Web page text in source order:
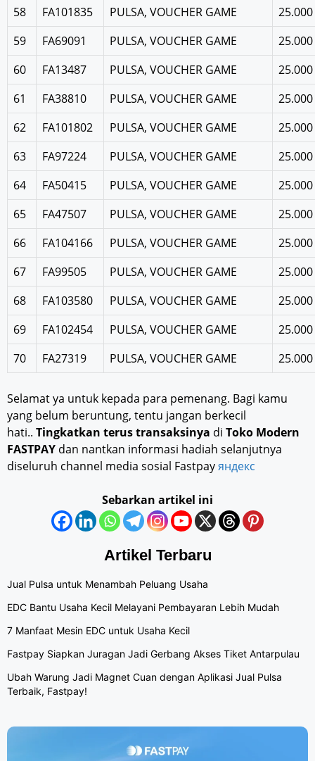
58
FA101835 PULSA, VOUCHER GAME
25.000
59
FA69091 PULSA, VOUCHER GAME
25.000
60
FA13487 PULSA, VOUCHER GAME
25.000
61
FA38810 PULSA, VOUCHER GAME
25.000
62
FA101802 PULSA, VOUCHER GAME
25.000
63
FA97224 PULSA, VOUCHER GAME
25.000
64
FA50415 PULSA, VOUCHER GAME
25.000
65
FA47507 PULSA, VOUCHER GAME
25.000
66
FA104166 PULSA, VOUCHER GAME
25.000
67
FA99505 PULSA, VOUCHER GAME
25.000
68
FA103580 PULSA, VOUCHER GAME
25.000
69
FA102454 PULSA, VOUCHER GAME
25.000
70
FA27319 PULSA, VOUCHER GAME 25.000
Selamat ya untuk kepada para pemenang. Bagi kamu
yang belum beruntung, tentu jangan berkecil
hati.. Tingkatkan terus transaksinya di Toko Modern
FASTPAY dan nantkan informasi hadiah selanjutnya
diseluruh channel media sosial Fastpayяндекс
Sebarkan artikel ini
Artikel Terbaru
Jual Pulsa untuk Menambah Peluang Usaha
EDC Bantu Usaha Kecil Melayani Pembayaran Lebih Mudah
7 Manfaat Mesin EDC untuk Usaha Kecil
Fastpay Siapkan Juragan Jadi Gerbang Akses Tiket Antarpulau
Ubah Warung Jadi Magnet Cuan dengan Aplikasi Jual Pulsa
Terbaik, Fastpay!